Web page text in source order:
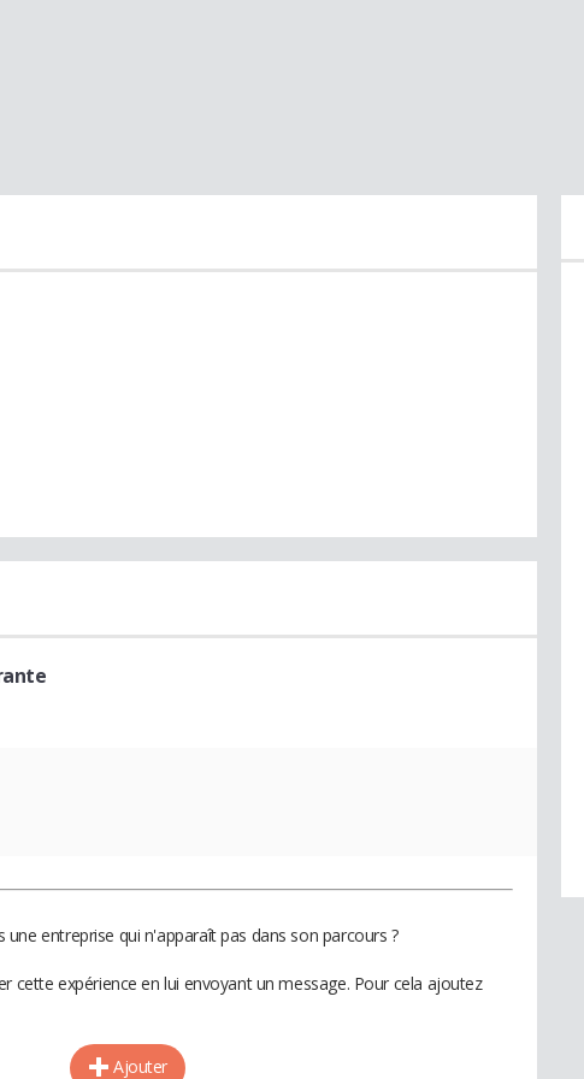
une entreprise qui n'apparaît pas dans son parcours ?
cette expérience en lui envoyant un message. Pour cela ajoutez
Ajouter